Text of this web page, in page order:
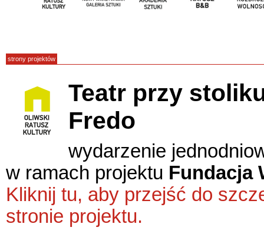
strony projektów
Teatr przy
Fredo
wydarzenie
w ramach projektu Fundacja
Kliknij tu, aby przejść do
stronie projektu.